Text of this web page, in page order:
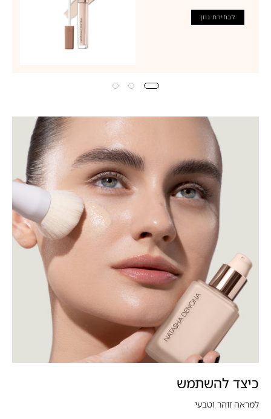
לבחירת גוון
כיצד להשתמש
למראה זוהר וטבעי